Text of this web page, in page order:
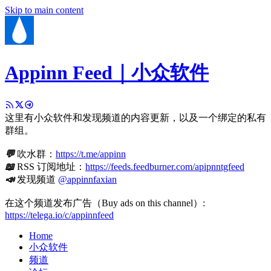
Skip to main content
Appinn Feed｜小众软件
这里有小众软件和发现频道的内容更新，以及一个绑定的私有
群组。
💬吹水群： https://t.me/appinn
📖RSS 订阅地址： https://feeds.feedburner.com/apipnntgfeed
📣发现频道 @appinnfaxian
在这个频道发布广告（Buy ads on this channel）:
https://telega.io/c/appinnfeed
Home
小众软件
频道